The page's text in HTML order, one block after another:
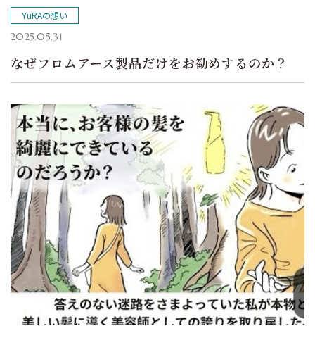
YuRAの想い
2025.05.31
なぜフロムアース製品だけをお勧めするのか？